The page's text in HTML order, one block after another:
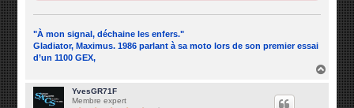
"À mon signal, déchaine les enfers."
Gladiator, Maximus. 1986 parlant à sa moto lors de son premier essai
d’un 1100 GEX,
YvesGR71F
Membre expert